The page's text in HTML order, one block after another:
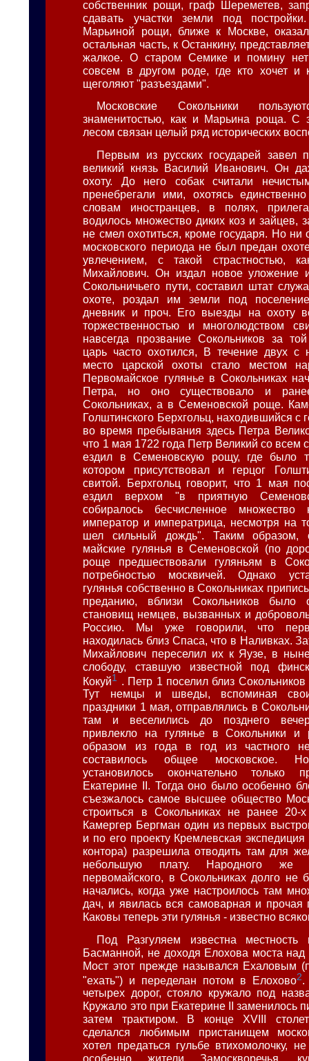
собственник рощи, граф Шереметев,
сдавать участки земли под
Марьиной рощи, ближе к Москве,
остальная часть, к Останкину,
жалкое. О старом Семике и помину
совсем в другом роде, где кто хочет и
щеголяют "разъездами".
Московские Сокольники
знаменитостью, как и Марьина роща. С
лесом связан целый ряд исторических
Первым из русских государей завел
великий князь Василий Иванович. Он
охоту. До него собак считали
пренебрегали ими, охотясь
словам иностранцев, в полях,
водилось множество диких коз и зайцев,
не смел охотиться, кроме государя. Но ни
московского периода не был предан
увлечением, с такой страстностью,
Михайлович. Он издал новое уложение
Сокольничьего пути, составил штат
охоте, роздал им земли под
дневник и проч. Его выезды на охоту
торжественностью и многолюдством
навсегда прозвание Сокольников за
царь часто охотился, В течение двух с
место царской охоты стало местом
Первомайское гулянье в Сокольниках
Петра, но оно существовало и
Сокольниках, а в Семеновской роще.
Голштинского Берхгольц, находившийся с
во время пребывания здесь Петра
что 1 мая 1722 года Петр Великий со всем
ездил в Семеновскую рощу, где было
котором присутствовал и герцог
свитой. Берхгольц говорит, что 1 мая
ездил верхом "в приятную
собиралось бесчисленное
император и императрица, несмотря на
шел сильный дождь". Таким образом,
майские гулянья в Семеновской (по
роще предшествовали гуляньям в
потребностью москвичей. Однако
гулянья собственно в Сокольниках
преданию, вблизи Сокольников было
становищ немцев, вызванных и
Россию. Мы уже говорили, что
находилась близ Спаса, что в Наливках.
Михайлович переселил их к Яузе, в
слободу, ставшую известной под
Кокуй1
. Петр 1 поселил близ
Тут немцы и шведы, вспоминая свои
праздники 1 мая, отправлялись в
там и веселились до позднего
привлекло на гулянье в Сокольники и
образом из года в год из частного
составилось общее московское.
установилось окончательно только
Екатерине II. Тогда оно было особенно
съезжалось самое высшее общество
строиться в Сокольниках не ранее 20-
Камергер Бергман один из первых
и по его проекту Кремлевская
контора) разрешила отводить там для
небольшую плату. Народного же
первомайского, в Сокольниках долго не
начались, когда уже настроилось там
дач, и явилась вся самоварная и прочая
Каковы теперь эти гулянья - известно
Под Разгуляем известна
Басманной, не доходя Елохова моста над
Мост этот прежде назывался Ехаловым
"ехать") и переделан потом в Елохово2
четырех дорог, стояло кружало под
Кружало это при Екатерине II заменилось
затем трактиром. В конце XVIII
сделался любимым пристанищем
хотел предаться гульбе втихомолочку,
особенно жители Замоскворечья,